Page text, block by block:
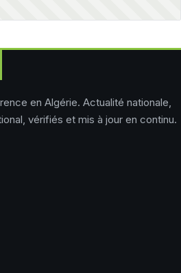
en Algérie. Actualité nationale,
vérifiés et mis à jour en continu.